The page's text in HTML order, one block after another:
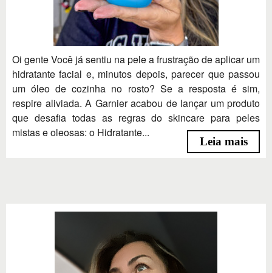
Oi gente Você já sentiu na pele a frustração de aplicar um
hidratante facial e, minutos depois, parecer que passou
um óleo de cozinha no rosto? Se a resposta é sim,
respire aliviada. A Garnier acabou de lançar um produto
que desafia todas as regras do skincare para peles
mistas e oleosas: o Hidratante...
Leia mais